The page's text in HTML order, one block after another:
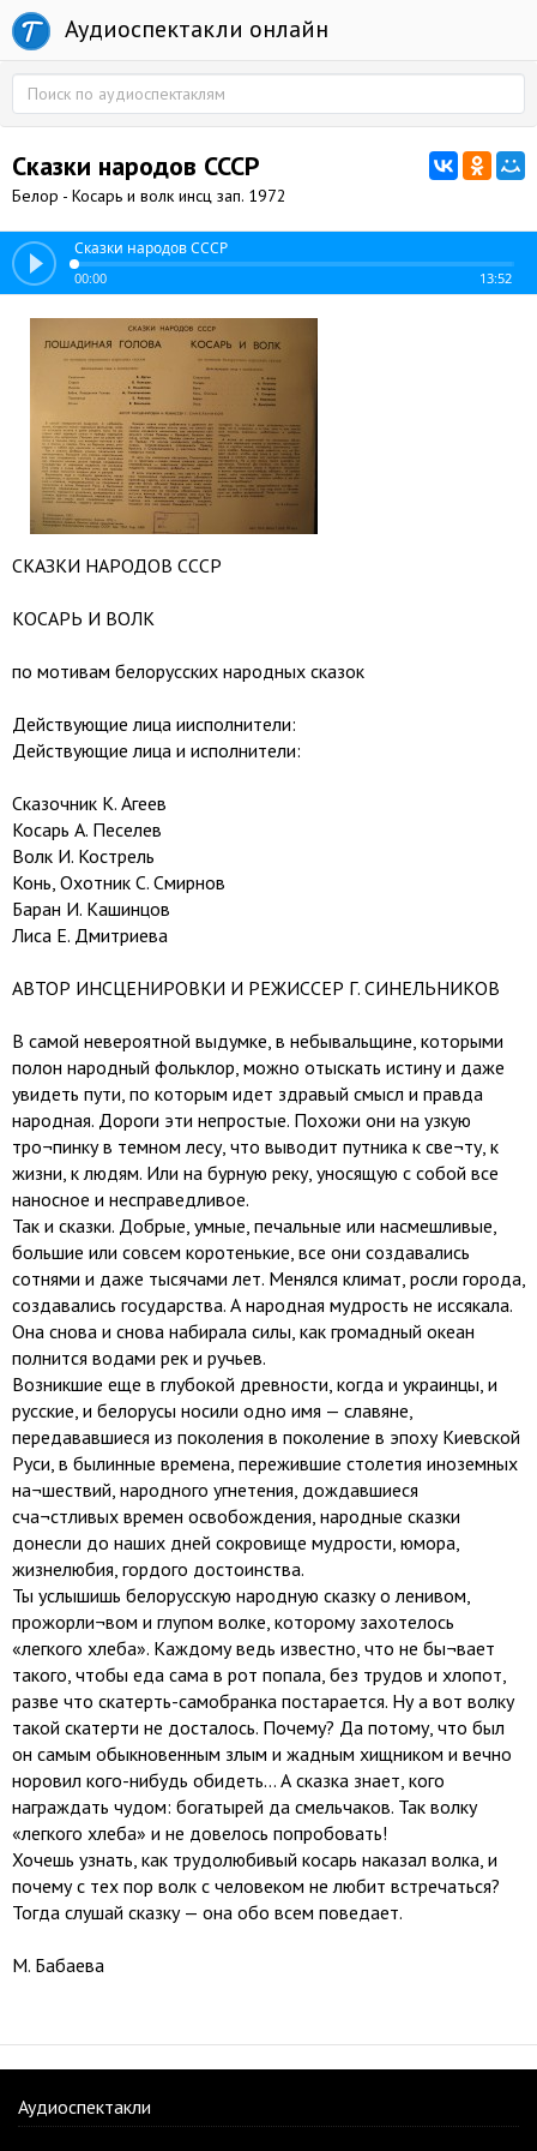
Аудиоспектакли онлайн
Сказки народов СССР
Белор - Косарь и волк инсц зап. 1972
Сказки народов СССР
00:00 13:52
СКАЗКИ НАРОДОВ СССР
КОСАРЬ И ВОЛК
по мотивам белорусских народных сказок
Действующие лица иисполнители:
Действующие лица и исполнители:
Сказочник К. Агеев
Косарь А. Песелев
Волк И. Кострель
Конь, Охотник С. Смирнов
Баран И. Кашинцов
Лиса Е. Дмитриева
АВТОР ИНСЦЕНИРОВКИ И РЕЖИССЕР Г. СИНЕЛЬНИКОВ
В самой невероятной выдумке, в небывальщине, которыми
полон народный фольклор, можно отыскать истину и даже
увидеть пути, по которым идет здравый смысл и правда
народная. Дороги эти непростые. Похожи они на узкую
тро¬пинку в темном лесу, что выводит путника к све¬ту, к
жизни, к людям. Или на бурную реку, уносящую с собой все
наносное и несправедливое.
Так и сказки. Добрые, умные, печальные или насмешливые,
большие или совсем коротенькие, все они создавались
сотнями и даже тысячами лет. Менялся климат, росли города,
создавались государства. А народная мудрость не иссякала.
Она снова и снова набирала силы, как громадный океан
полнится водами рек и ручьев.
Возникшие еще в глубокой древности, когда и украинцы, и
русские, и белорусы носили одно имя — славяне,
передававшиеся из поколения в поколение в эпоху Киевской
Руси, в былинные времена, пережившие столетия иноземных
на¬шествий, народного угнетения, дождавшиеся
сча¬стливых времен освобождения, народные сказки
донесли до наших дней сокровище мудрости, юмора,
жизнелюбия, гордого достоинства.
Ты услышишь белорусскую народную сказку о ленивом,
прожорли¬вом и глупом волке, которому захотелось
«легкого хлеба». Каждому ведь известно, что не бы¬вает
такого, чтобы еда сама в рот попала, без трудов и хлопот,
разве что скатерть-самобранка постарается. Ну а вот волку
такой скатерти не досталось. Почему? Да потому, что был
он самым обыкновенным злым и жадным хищником и вечно
норовил кого-нибудь обидеть... А сказка знает, кого
награждать чудом: богатырей да смельчаков. Так волку
«легкого хлеба» и не довелось попробовать!
Хочешь узнать, как трудолюбивый косарь наказал волка, и
почему с тех пор волк с человеком не любит встречаться?
Тогда слушай сказку — она обо всем поведает.
М. Бабаева
Аудиоспектакли